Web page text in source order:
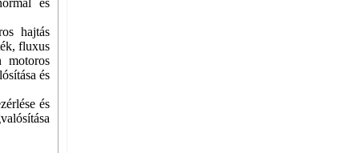
hajtás
fluxus
motoros
és
és